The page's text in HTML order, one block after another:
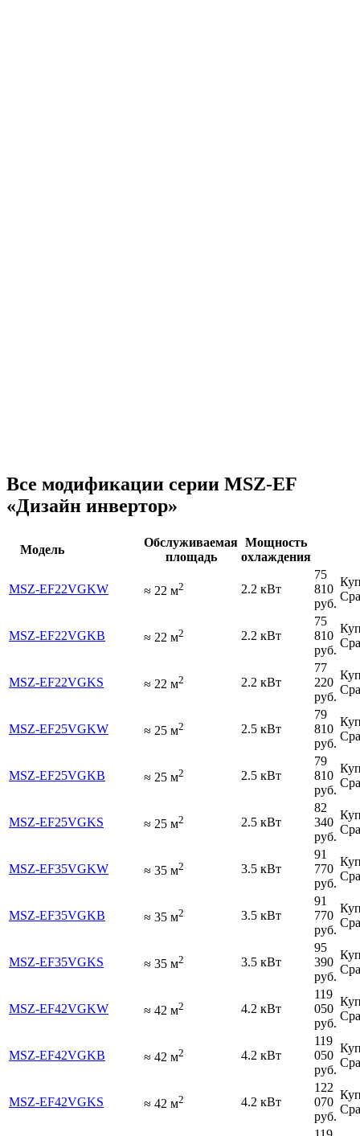
Все модификации серии MSZ-EF
«Дизайн инвертор»
Модель
Обслуживаемая
площадь
Мощность
охлаждения
MSZ-EF22VGKW ≈ 22 м2 2.2 кВт
75
810
руб.
MSZ-EF22VGKB ≈ 22 м2 2.2 кВт
75
810
руб.
MSZ-EF22VGKS ≈ 22 м2 2.2 кВт
77
220
руб.
MSZ-EF25VGKW ≈ 25 м2 2.5 кВт
79
810
руб.
MSZ-EF25VGKB ≈ 25 м2 2.5 кВт
79
810
руб.
MSZ-EF25VGKS ≈ 25 м2 2.5 кВт
82
340
руб.
MSZ-EF35VGKW ≈ 35 м2 3.5 кВт
91
770
руб.
MSZ-EF35VGKB ≈ 35 м2 3.5 кВт
91
770
руб.
MSZ-EF35VGKS ≈ 35 м2 3.5 кВт
95
390
руб.
MSZ-EF42VGKW ≈ 42 м2 4.2 кВт
119
050
руб.
MSZ-EF42VGKB ≈ 42 м2 4.2 кВт
119
050
руб.
MSZ-EF42VGKS ≈ 42 м2 4.2 кВт
122
070
руб.